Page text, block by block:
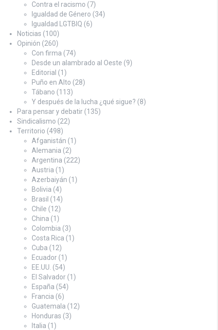
Contra el racismo (7)
Igualdad de Género (34)
Igualdad LGTBIQ (6)
Noticias (100)
Opinión (260)
Con firma (74)
Desde un alambrado al Oeste (9)
Editorial (1)
Puño en Alto (28)
Tábano (113)
Y después de la lucha ¿qué sigue? (8)
Para pensar y debatir (135)
Sindicalismo (22)
Territorio (498)
Afganistán (1)
Alemania (2)
Argentina (222)
Austria (1)
Azerbaiyán (1)
Bolivia (4)
Brasil (14)
Chile (12)
China (1)
Colombia (3)
Costa Rica (1)
Cuba (12)
Ecuador (1)
EE.UU. (54)
El Salvador (1)
España (54)
Francia (6)
Guatemala (12)
Honduras (3)
Italia (1)